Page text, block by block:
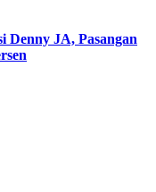
Denny JA, Pasangan